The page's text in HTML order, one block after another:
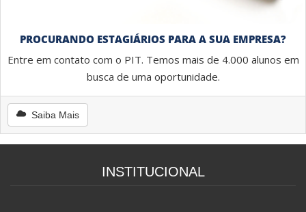
PROCURANDO ESTAGIÁRIOS PARA A SUA EMPRESA?
Entre em contato com o PIT. Temos mais de 4.000 alunos em
busca de uma oportunidade.
Saiba Mais
INSTITUCIONAL